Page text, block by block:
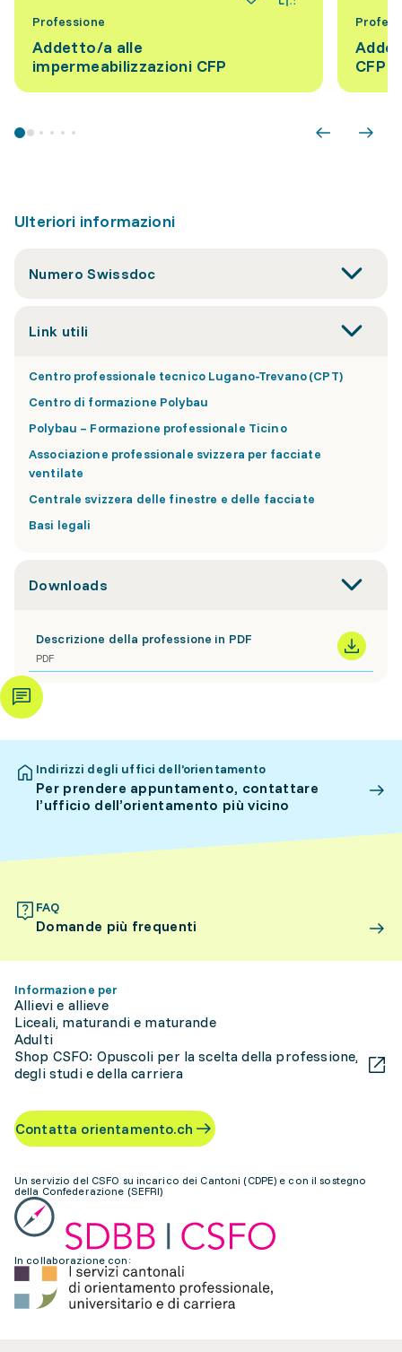
Professione
Addetto/a alle
impermeabilizzazioni CFP
CFP
Ulteriori informazioni
Numero Swissdoc
Link utili
Centro professionale tecnico Lugano-Trevano (CPT)
Centro di formazione Polybau
Polybau – Formazione professionale Ticino
Associazione professionale svizzera per facciate
ventilate
Centrale svizzera delle finestre e delle facciate
Basi legali
Downloads
Descrizione della professione in PDF
PDF
Indirizzi degli uffici dell’orientamento
Per prendere appuntamento, contattare
l’ufficio dell’orientamento più vicino
FAQ
Domande più frequenti
Informazione per
Allievi e allieve
Liceali, maturandi e maturande
Adulti
Shop CSFO: Opuscoli per la scelta della professione,
degli studi e della carriera
Contatta orientamento.ch
Un servizio del CSFO su incarico dei Cantoni (CDPE) e con il sostegno
della Confederazione (SEFRI)
In collaborazione con: